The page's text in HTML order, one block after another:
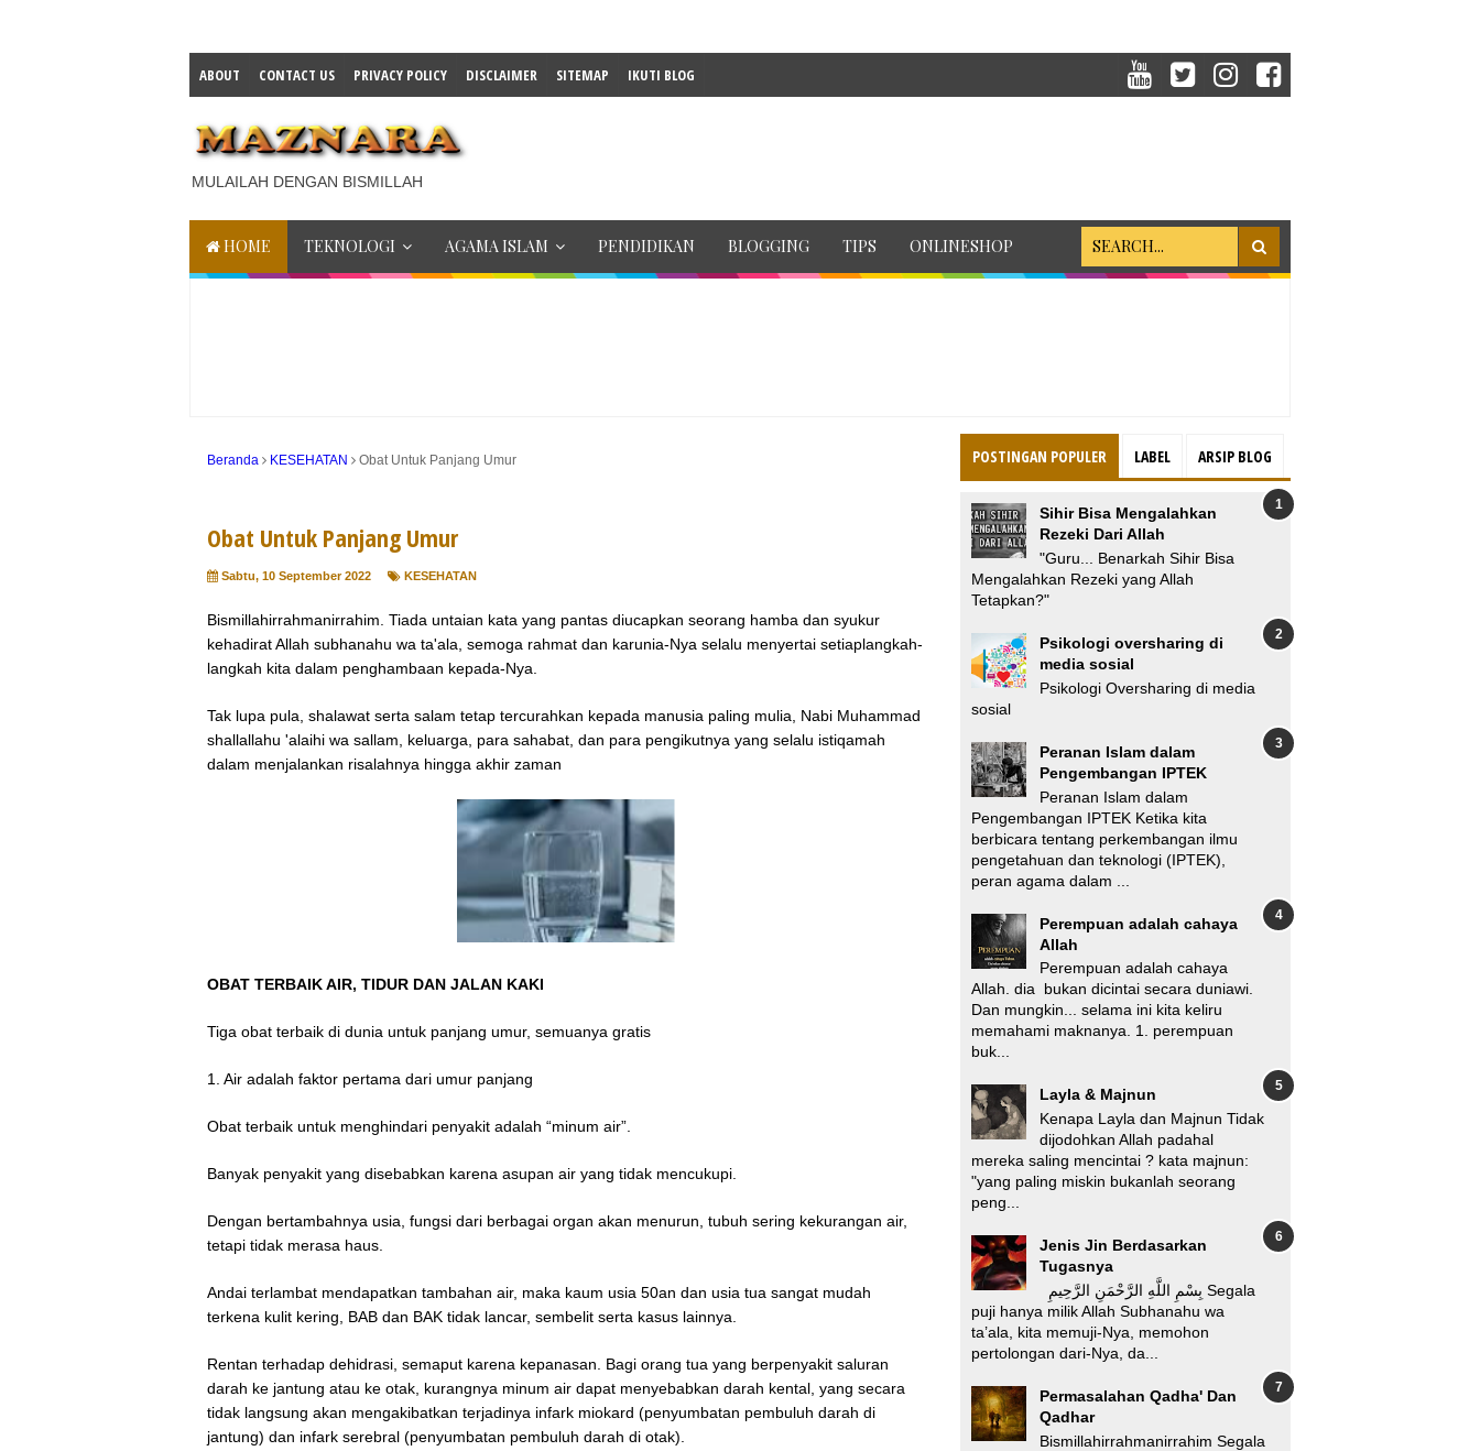
ABOUT CONTACT US PRIVACY POLICY DISCLAIMER SITEMAP IKUTI BLOG
MULAILAH DENGAN BISMILLAH
HOME TEKNOLOGI AGAMA ISLAM PENDIDIKAN BLOGGING TIPS ONLINESHOP
Beranda KESEHATAN Obat Untuk Panjang Umur
Obat Untuk Panjang Umur
Sabtu, 10 September 2022 KESEHATAN
Bismillahirrahmanirrahim. Tiada untaian kata yang pantas diucapkan seorang hamba dan syukur
kehadirat Allah subhanahu wa ta'ala, semoga rahmat dan karunia-Nya selalu menyertai setiaplangkah-
langkah kita dalam penghambaan kepada-Nya.
Tak lupa pula, shalawat serta salam tetap tercurahkan kepada manusia paling mulia, Nabi Muhammad
shallallahu 'alaihi wa sallam, keluarga, para sahabat, dan para pengikutnya yang selalu istiqamah
dalam menjalankan risalahnya hingga akhir zaman
OBAT TERBAIK AIR, TIDUR DAN JALAN KAKI
Tiga obat terbaik di dunia untuk panjang umur, semuanya gratis
1. Air adalah faktor pertama dari umur panjang
Obat terbaik untuk menghindari penyakit adalah “minum air”.
Banyak penyakit yang disebabkan karena asupan air yang tidak mencukupi.
Dengan bertambahnya usia, fungsi dari berbagai organ akan menurun, tubuh sering kekurangan air,
tetapi tidak merasa haus.
Andai terlambat mendapatkan tambahan air, maka kaum usia 50an dan usia tua sangat mudah
terkena kulit kering, BAB dan BAK tidak lancar, sembelit serta kasus lainnya.
Rentan terhadap dehidrasi, semaput karena kepanasan. Bagi orang tua yang berpenyakit saluran
darah ke jantung atau ke otak, kurangnya minum air dapat menyebabkan darah kental, yang secara
tidak langsung akan mengakibatkan terjadinya infark miokard (penyumbatan pembuluh darah di
jantung) dan infark serebral (penyumbatan pembuluh darah di otak).
POSTINGAN POPULER LABEL ARSIP BLOG
Sihir Bisa Mengalahkan
Rezeki Dari Allah
"Guru... Benarkah Sihir Bisa
Mengalahkan Rezeki yang Allah
Tetapkan?"
Psikologi oversharing di
media sosial
Psikologi Oversharing di media
sosial
Peranan Islam dalam
Pengembangan IPTEK
Peranan Islam dalam
Pengembangan IPTEK Ketika kita
berbicara tentang perkembangan ilmu
pengetahuan dan teknologi (IPTEK),
peran agama dalam ...
Perempuan adalah cahaya
Allah
Perempuan adalah cahaya
Allah. dia bukan dicintai secara duniawi.
Dan mungkin... selama ini kita keliru
memahami maknanya. 1. perempuan
buk...
Layla & Majnun
Kenapa Layla dan Majnun Tidak
dijodohkan Allah padahal
mereka saling mencintai ? kata majnun:
"yang paling miskin bukanlah seorang
peng...
Jenis Jin Berdasarkan
Tugasnya
puji hanya milik Allah Subhanahu wa
ta’ala, kita memuji-Nya, memohon
pertolongan dari-Nya, da...
Permasalahan Qadha' Dan
Qadhar
Bismillahirrahmanirrahim Segala